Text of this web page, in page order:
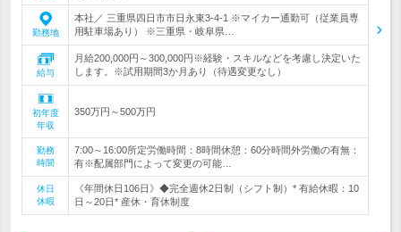
勤務地
本社／ 三重県四日市市日永東3-4-1 ※マイカー通勤可（従業員専
用駐車場あり） ※三重県・岐阜県…
給与
月給200,000円～300,000円※経験・スキルなどを考慮し決定いた
します。※試用期間3か月あり（待遇変更なし）
初年度
年収
350万円～500万円
勤務
時間
7:00～16:00所定労働時間：8時間休憩：60分時間外労働の有無：
有※配属部門によって変更の可能…
休日
休暇
《年間休日106日》◆完全週休2日制（シフト制）* 有給休暇：10
日～20日* 産休・育休制度